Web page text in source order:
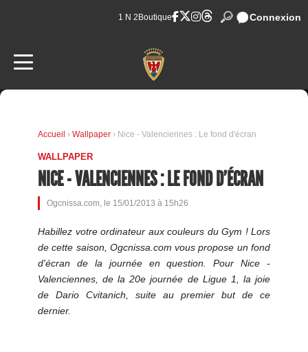
1 N 2 Boutique Connexion
Accueil › Wallpaper › Nice - Valenciennes : Le fond d'écran
WALLPAPER
NICE - VALENCIENNES : LE FOND D'ÉCRAN
Ogcnissa.com, le 15/01/2013 à 15h26
Habillez votre ordinateur aux couleurs du Gym ! Lors
de cette saison, Ogcnissa.com vous propose un fond
d'écran de la journée en question. Pour Nice -
Valenciennes, de la 20e journée de Ligue 1, la joie
de Dario Cvitanich, suite au premier but de ce
dernier.